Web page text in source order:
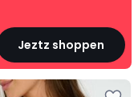
Jeztz shoppen